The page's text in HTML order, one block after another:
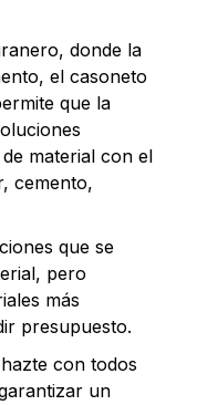
donde la
el casoneto
que la
material con el
cemento,
que se
pero
más
presupuesto.
con todos
un